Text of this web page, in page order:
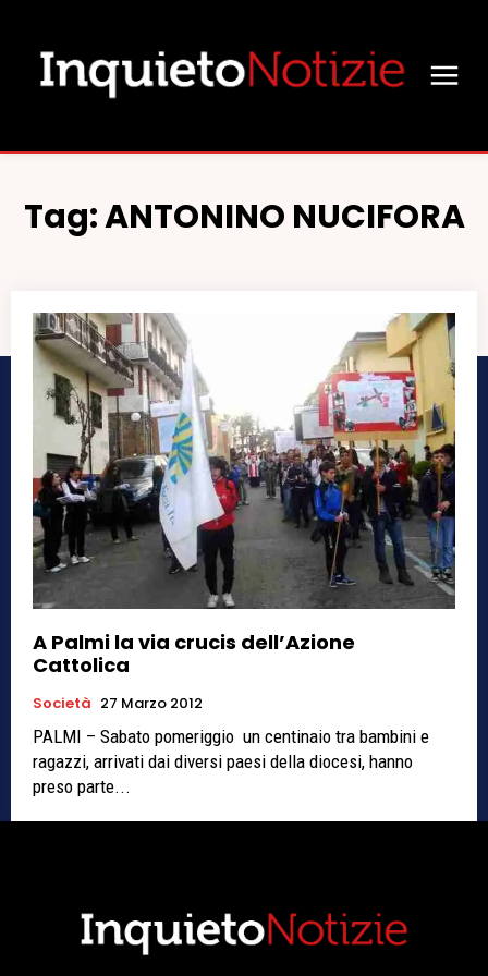
Tag:ANTONINO NUCIFORA
A Palmi la via crucis dell’Azione
Cattolica
Società 27 Marzo 2012
PALMI – Sabato pomeriggio un centinaio tra bambini e
ragazzi, arrivati dai diversi paesi della diocesi, hanno
preso parte...